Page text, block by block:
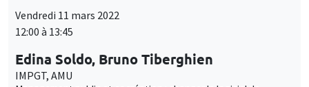
Vendredi 11 mars 2022
12:00 à 13:45
Edina Soldo, Bruno Tiberghien
IMPGT, AMU